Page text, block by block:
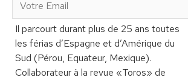
Il parcourt durant plus de 25 ans toutes
les férias d’Espagne et d’Amérique du
Sud (Pérou, Equateur, Mexique).
Collaborateur à la revue «Toros» de